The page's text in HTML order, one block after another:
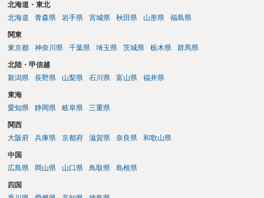
北海道・東北
北海道
青森県 岩手県 宮城県 秋田県 山形県 福島県
関東
東京都
神奈川県 千葉県 埼玉県 茨城県 栃木県 群馬県
北陸・甲信越
新潟県
長野県 山梨県 石川県 富山県 福井県
東海
愛知県
静岡県 岐阜県 三重県
関西
大阪府
兵庫県 京都府 滋賀県 奈良県 和歌山県
中国
広島県
岡山県 山口県 鳥取県 島根県
四国